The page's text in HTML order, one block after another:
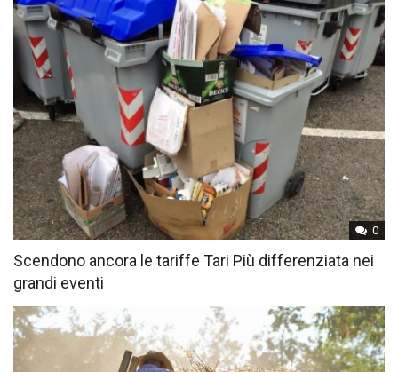
0
Scendono ancora le tariffe Tari Più differenziata nei
grandi eventi